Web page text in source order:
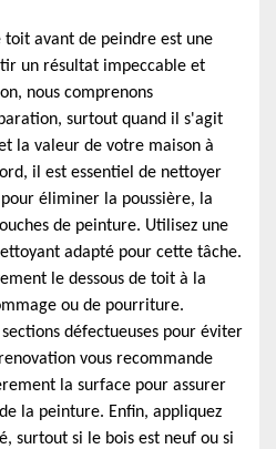
toit avant de peindre est une
un résultat impeccable et
nous comprenons
surtout quand il s'agit
la valeur de votre maison à
il est essentiel de nettoyer
éliminer la poussière, la
de peinture. Utilisez une
adapté pour cette tâche.
le dessous de toit à la
ou de pourriture.
défectueuses pour éviter
vous recommande
la surface pour assurer
la peinture. Enfin, appliquez
surtout si le bois est neuf ou si